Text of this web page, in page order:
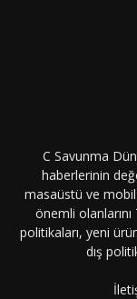
C Savunma
haberlerinin
masaüstü ve
önemli
politikaları, yeni
dış